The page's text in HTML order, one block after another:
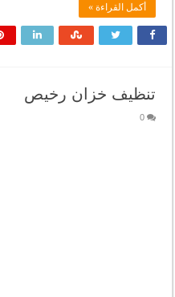
أكمل القراءة »
تنظيف خزان رخيص
0